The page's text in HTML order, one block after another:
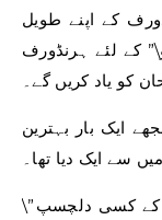
کے اپنے طویل
کے لئے ہرنڈورف
کو یاد کریں گے۔
ایک بار بہترین
میں سے ایک دیا تھا۔
\”اس نے کہا، \’اگر میں چاہتا ہوں کہ کھیل کے کسی دلچسپ